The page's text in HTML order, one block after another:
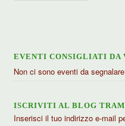
EVENTI CONSIGLIATI DA
Non ci sono eventi da segnalare
ISCRIVITI AL BLOG
Inserisci il tuo indirizzo e-mail